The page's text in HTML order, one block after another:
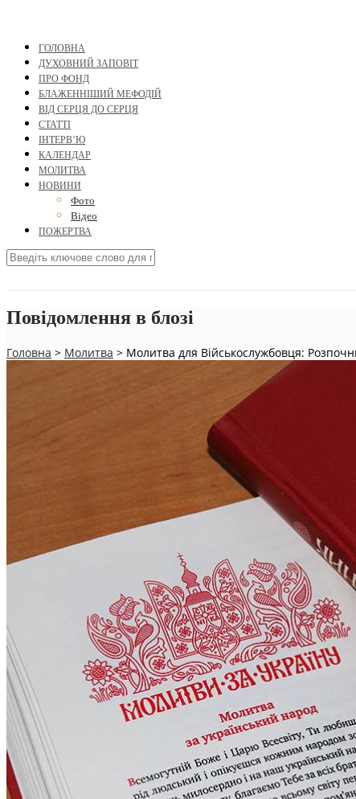
ГОЛОВНА
ДУХОВНИЙ ЗАПОВІТ
ПРО ФОНД
БЛАЖЕННІШИЙ МЕФОДІЙ
ВІД СЕРЦЯ ДО СЕРЦЯ
СТАТТІ
ІНТЕРВ’Ю
КАЛЕНДАР
МОЛИТВА
НОВИНИ
Фото
Відео
ПОЖЕРТВА
Повідомлення в блозі
Головна > Молитва > Молитва для Військослужбовця: